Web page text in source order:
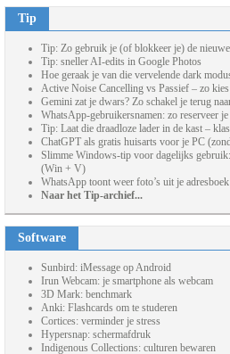
Tip
Tip: Zo gebruik je (of blokkeer je) de
Tip: sneller AI-edits in Google Photos
Hoe geraak je van die vervelende dark
Active Noise Cancelling vs Passief – zo
Gemini zat je dwars? Zo schakel je terug
WhatsApp-gebruikersnamen: zo reserveer
Tip: Laat die draadloze lader in de kast –
ChatGPT als gratis huisarts voor je PC
Slimme Windows-tip voor dagelijks
(Win + V)
WhatsApp toont weer foto’s uit je
Naar het Tip-archief...
Software
Sunbird: iMessage op Android
Irun Webcam: je smartphone als webcam
3D Mark: benchmark
Anki: Flashcards om te studeren
Cortices: verminder je stress
Hypersnap: schermafdruk
Indigenous Collections: culturen bewaren